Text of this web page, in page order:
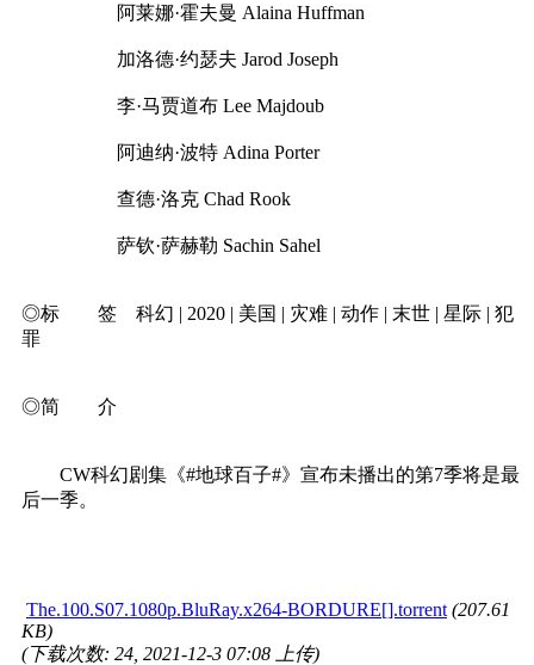
阿莱娜·霍夫曼 Alaina Huffman
加洛德·约瑟夫 Jarod Joseph
李·马贾道布 Lee Majdoub
阿迪纳·波特 Adina Porter
查德·洛克 Chad Rook
萨钦·萨赫勒 Sachin Sahel
◎标 签 科幻 | 2020 | 美国 | 灾难 | 动作 | 末世 | 星际 | 犯
罪
◎简 介
CW科幻剧集《#地球百子#》宣布未播出的第7季将是最
后一季。
The.100.S07.1080p.BluRay.x264-BORDURE[].torrent (207.61
KB)
(下载次数: 24, 2021-12-3 07:08 上传)